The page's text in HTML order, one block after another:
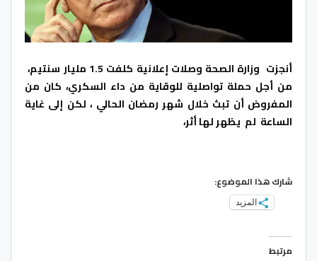
أنجزت وزارة الصحة وصلات إعلانية كلفت 1.5 مليار سنتيم،
من أجل حملة تواصلية للوقاية من داء السكري، كان من
المفروض أن تبث خلال شهر رمضان الحالي ، لكن إلى غاية
الساعة لم يظهر لها أثر،
شارك هذا الموضوع:
المزيد
مرتبط